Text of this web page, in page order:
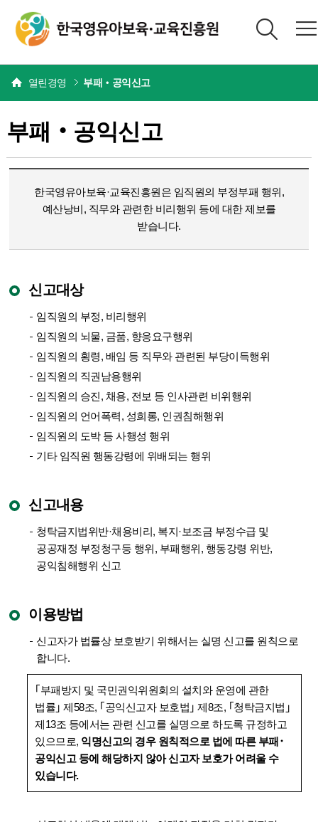
열린경영 부패‧공익신고
부패‧공익신고
한국영유아보육·교육진흥원은 임직원의 부정부패 행위,
예산낭비, 직무와 관련한 비리행위 등에 대한 제보를
받습니다.
신고대상
임직원의 부정, 비리행위
임직원의 뇌물, 금품, 향응요구행위
임직원의 횡령, 배임 등 직무와 관련된 부당이득행위
임직원의 직권남용행위
임직원의 승진, 채용, 전보 등 인사관련 비위행위
임직원의 언어폭력, 성희롱, 인권침해행위
임직원의 도박 등 사행성 행위
기타 임직원 행동강령에 위배되는 행위
신고내용
청탁금지법위반·채용비리, 복지·보조금 부정수급 및
공공재정 부정청구등 행위, 부패행위, 행동강령 위반,
공익침해행위 신고
이용방법
신고자가 법률상 보호받기 위해서는 실명 신고를 원칙으로
합니다.
｢부패방지 및 국민권익위원회의 설치와 운영에 관한
법률｣ 제58조, ｢공익신고자 보호법｣ 제8조, ｢청탁금지법｣
제13조 등에서는 관련 신고를 실명으로 하도록 규정하고
있으므로, 익명신고의 경우 원칙적으로 법에 따른 부패･
공익신고 등에 해당하지 않아 신고자 보호가 어려울 수
있습니다.